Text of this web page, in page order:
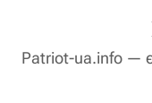
Patriot-ua.info —